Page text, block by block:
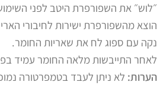
״לוש״ את השפורפרת היטב לפני
הוצא מהשפורפרת ישירות לחיבורי
נקה עם ספוג לח את שאריות החומר.
לאחר התייבשות מלאה החומר עמיד
הערות: לא ניתן לעבד בטמפרטורה נמוכה מ5 מעלות, יש לנקות כלי עבודה במים מיד לאחר השימוש. יש לסגור את השפורפת היטב ולאחסן ארחק